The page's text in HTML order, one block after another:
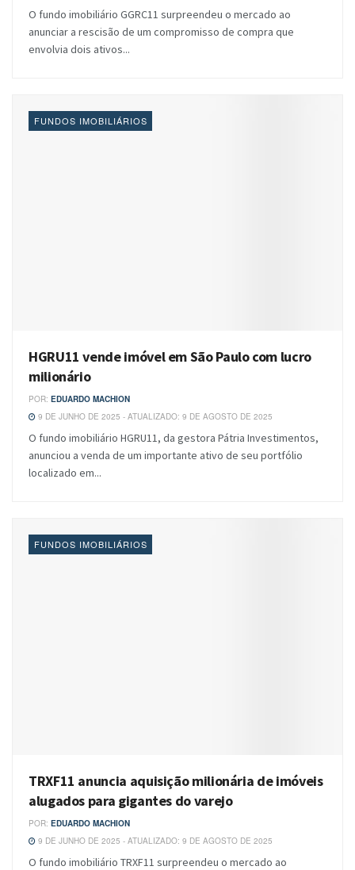
O fundo imobiliário GGRC11 surpreendeu o mercado ao
anunciar a rescisão de um compromisso de compra que
envolvia dois ativos...
FUNDOS IMOBILIÁRIOS
HGRU11 vende imóvel em São Paulo com lucro
milionário
POR: EDUARDO MACHION
9 DE JUNHO DE 2025 - ATUALIZADO: 9 DE AGOSTO DE 2025
O fundo imobiliário HGRU11, da gestora Pátria Investimentos,
anunciou a venda de um importante ativo de seu portfólio
localizado em...
FUNDOS IMOBILIÁRIOS
TRXF11 anuncia aquisição milionária de imóveis
alugados para gigantes do varejo
POR: EDUARDO MACHION
9 DE JUNHO DE 2025 - ATUALIZADO: 9 DE AGOSTO DE 2025
O fundo imobiliário TRXF11 surpreendeu o mercado ao